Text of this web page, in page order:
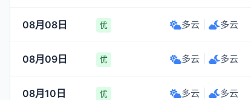
08月08日 优 多云 多云
08月09日 优 多云 多云
08月10日 优 多云 多云